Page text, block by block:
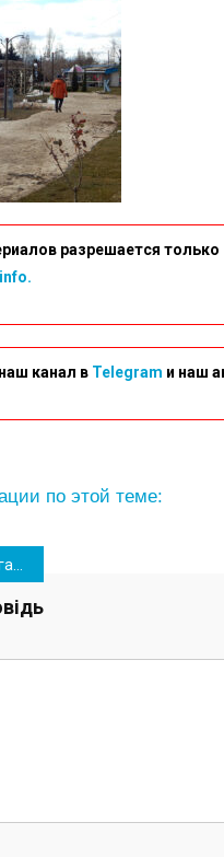
разрешается
канал в Telegram и наш
по этой теме: